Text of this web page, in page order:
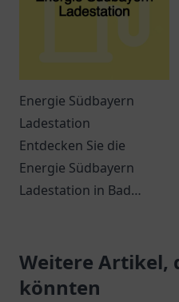
Energie Südbayern
Ladestation
Entdecken Sie die
Energie Südbayern
Ladestation in Bad
mit Elektrofahrzeugen.
Weitere Artikel,
könnten